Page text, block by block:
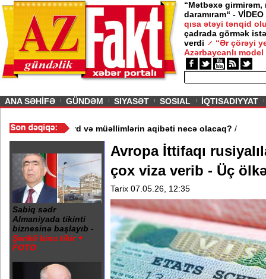
“Mətbəxə girmirəm,
daramıram“ - VİDEO
qısa ətəyi tənqid
çadrada görmək
verdi
“Ər çörəyi
Azərbaycanlı model
ANA SƏHİFƏ GÜNDƏM SIYASƏT SOSIAL İQTISADIYYAT
məktəb bağlandı - Şagird və müəllimlərin aqibəti necə olacaq?
Sabiq sədr
Almaniyada tikinti
biznesinə başlayıb -
Şərikli bina tikir +
FOTO
Avropa İttifaqı
çox viza verib - Üç
Tarix 07.05.26, 12:35